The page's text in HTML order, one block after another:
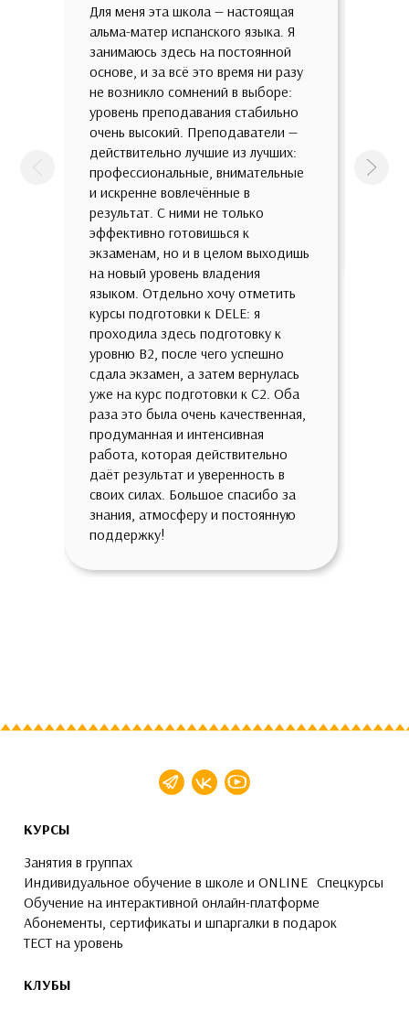
Для меня эта школа — настоящая
альма-матер испанского языка. Я
занимаюсь здесь на постоянной
основе, и за всё это время ни разу
не возникло сомнений в выборе:
уровень преподавания стабильно
очень высокий. Преподаватели —
действительно лучшие из лучших:
профессиональные, внимательные
и искренне вовлечённые в
результат. С ними не только
эффективно готовишься к
экзаменам, но и в целом выходишь
на новый уровень владения
языком. Отдельно хочу отметить
курсы подготовки к DELE: я
проходила здесь подготовку к
уровню B2, после чего успешно
сдала экзамен, а затем вернулась
уже на курс подготовки к C2. Оба
раза это была очень качественная,
продуманная и интенсивная
работа, которая действительно
даёт результат и уверенность в
своих силах. Большое спасибо за
знания, атмосферу и постоянную
поддержку!
Предыдущая
КУРСЫ
Занятия в группах
Индивидуальное обучение в школе и ONLINE Спецкурсы
Обучение на интерактивной онлайн-платформе
Абонементы, сертификаты и шпаргалки в подарок
ТЕСТ на уровень
КЛУБЫ